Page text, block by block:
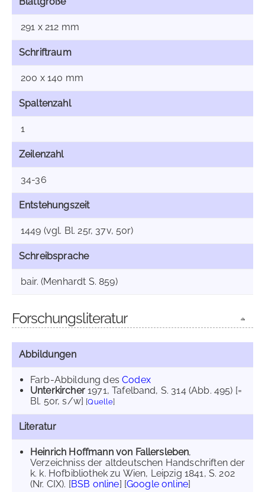
291 x 212 mm
Schriftraum
200 x 140 mm
Spaltenzahl
1
Zeilenzahl
34-36
Entstehungszeit
1449 (vgl. Bl. 25r, 37v, 50r)
Schreibsprache
bair. (Menhardt S. 859)
Forschungsliteratur
Abbildungen
Farb-Abbildung desCodex
Unterkircher1971, Tafelband, S. 314 (Abb. 495) [=
Bl. 50r, s/w] [Quelle]
Literatur
Heinrich Hoffmann von Fallersleben,
Verzeichniss der altdeutschen Handschriften der
k. k. Hofbibliothek zu Wien, Leipzig 1841, S. 202
(Nr. CIX). [BSB online] [Google online]